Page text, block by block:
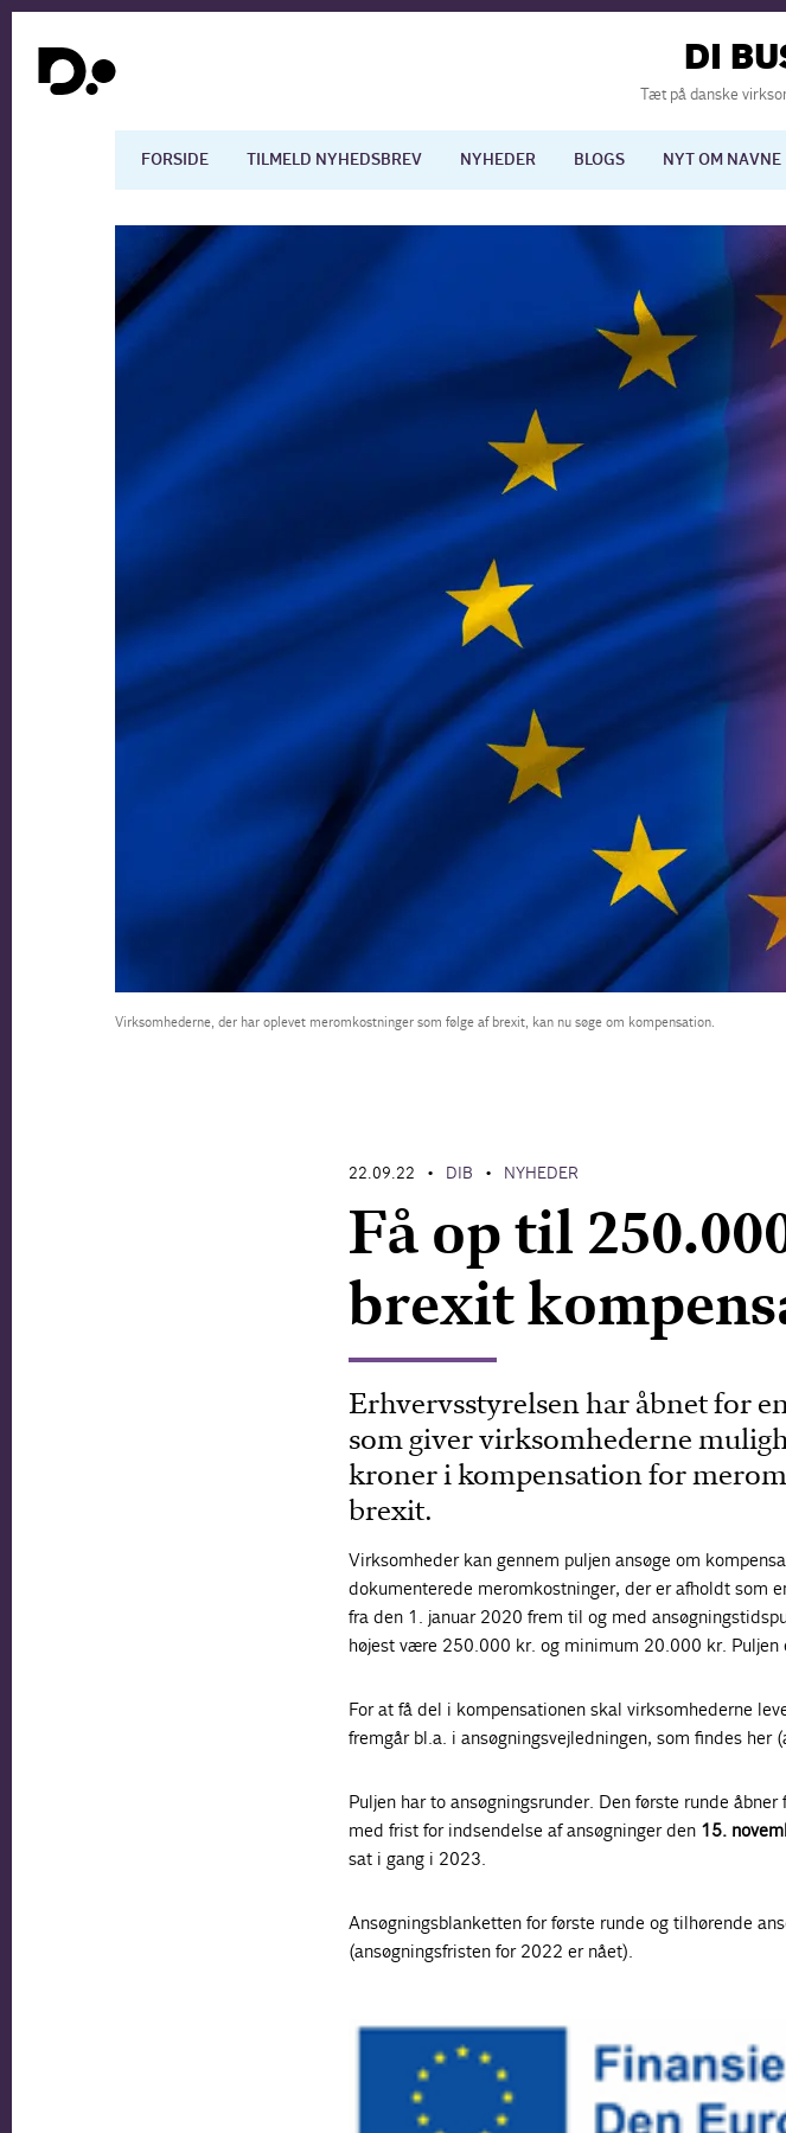
DI
Tæt på danske
FORSIDE TILMELD NYHEDSBREV NYHEDER BLOGS NYT OM NAVNE
Dansk økonomi
Arbejdsmarkedet Uddannelse
Virksomhederne, der har oplevet meromkostninger som følge af brexit, kan nu søge om kompensation.
22.09.22 • DIB • NYHEDER
Få op til
brexit
Erhvervsstyrelsen har åbnet for
som giver virksomhederne
kroner i kompensation for
brexit.
Virksomheder kan gennem puljen ansøge om
dokumenterede meromkostninger, der er afholdt som
fra den 1. januar 2020 frem til og med
højest være 250.000 kr. og minimum 20.000 kr. Puljen
For at få del i kompensationen skal virksomhederne
fremgår bl.a. i ansøgningsvejledningen, som findes her
Puljen har to ansøgningsrunder. Den første runde åbner
med frist for indsendelse af ansøgninger den 15.
sat i gang i 2023.
Ansøgningsblanketten for første runde og tilhørende
(ansøgningsfristen for 2022 er nået).